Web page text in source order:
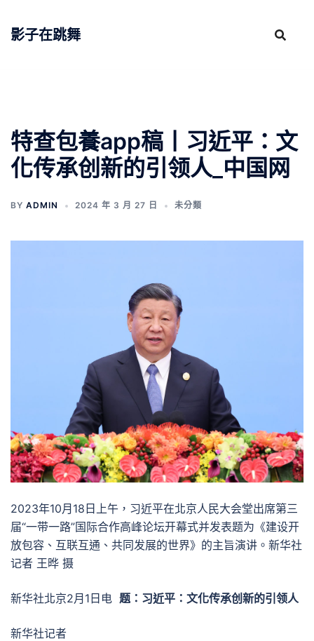
影子在跳舞
特查包養app稿丨习近平：文
化传承创新的引领人_中国网
BY ADMIN 2024 年 3 月 27 日 未分類
2023年10月18日上午，习近平在北京人民大会堂出席第三
届“一带一路”国际合作高峰论坛开幕式并发表题为《建设开
放包容、互联互通、共同发展的世界》的主旨演讲。新华社
记者 王晔 摄
新华社北京2月1日电 题：习近平：文化传承创新的引领人
新华社记者